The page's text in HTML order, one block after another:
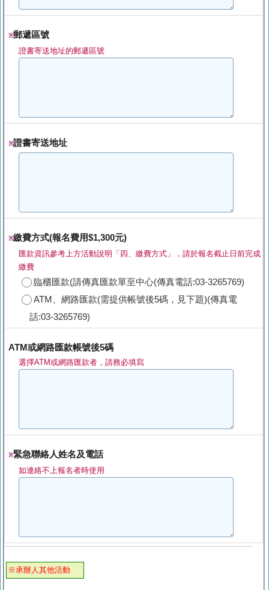
※郵遞區號
證書寄送地址的郵遞區號
※證書寄送地址
※繳費方式(報名費用$1,300元)
匯款資訊參考上方活動說明「四、繳費方式」，請於報名截止日前完成
繳費
臨櫃匯款(請傳真匯款單至中心(傳真電話:03-3265769)
ATM、網路匯款(需提供帳號後5碼，見下題)(傳真電
話:03-3265769)
ATM或網路匯款帳號後5碼
選擇ATM或網路匯款者，請務必填寫
※緊急聯絡人姓名及電話
如連絡不上報名者時使用
※承辦人其他活動